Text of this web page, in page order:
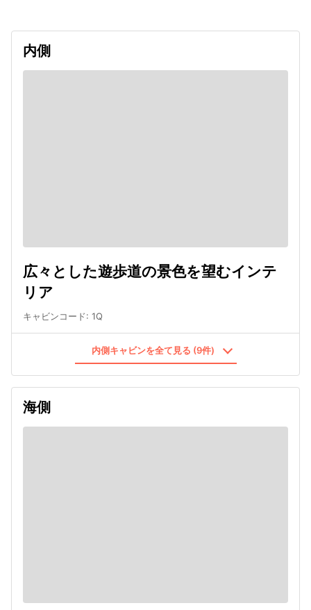
内側
広々とした遊歩道の景色を望むインテ
リア
キャビンコード: 1Q
内側キャビンを全て見る (9件)
海側